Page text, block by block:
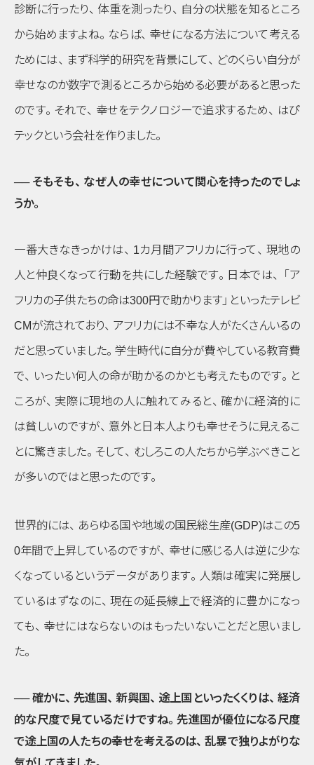
診断に行ったり、 体重を測ったり、 自分の状態を知るところ
から始めますよね。 ならば、 幸せになる方法について考える
ためには、 まず科学的研究を背景にして、
どのくらい自分が
幸せなのか数字で測るところから始める必要があると思った
のです。 それで、 幸せをテクノロジーで追求するため、
はぴ
テックという会社を作りました。
── そもそも、 なぜ人の幸せについて関心を持ったのでしょ
うか。
一番大きなきっかけは、 1カ月間アフリカに行って、 現地の
人と仲良くなって行動を共にした経験です。 日本では、
「ア
フリカの子供たちの命は300円で助かります」 といったテレビ
CMが流されており、 アフリカには不幸な人がたくさんいるの
だと思っていました。 学生時代に自分が費やしている教育費
で、 いったい何人の命が助かるのかとも考えたものです。 と
ころが、 実際に現地の人に触れてみると、 確かに経済的に
は貧しいのですが、 意外と日本人よりも幸せそうに見えるこ
とに驚きました。 そして、 むしろこの人たちから学ぶべきこと
が多いのではと思ったのです。
世界的には、 あらゆる国や地域の国民総生産(GDP)はこの5
0年間で上昇しているのですが、 幸せに感じる人は逆に少な
くなっているというデータがあります。 人類は確実に発展し
ているはずなのに、 現在の延長線上で経済的に豊かになっ
ても、 幸せにはならないのはもったいないことだと思いまし
た。
── 確かに、 先進国 、 新興国 、 途上国といったくくりは、 経済
的な尺度で見ているだけですね。 先進国が優位になる尺度
で途上国の人たちの幸せを考えるのは、 乱暴で独りよがりな